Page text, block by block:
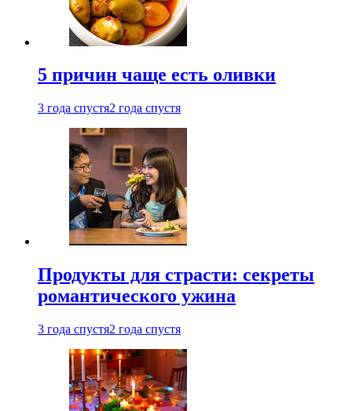
5 причин чаще есть оливки
3 года спустя2 года спустя
Продукты для страсти: секреты
романтического ужина
3 года спустя2 года спустя